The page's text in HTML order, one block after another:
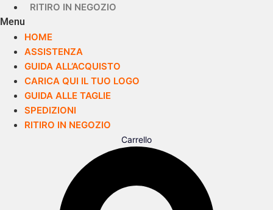
RITIRO IN NEGOZIO
Menu
HOME
ASSISTENZA
GUIDA ALL’ACQUISTO
CARICA QUI IL TUO LOGO
GUIDA ALLE TAGLIE
SPEDIZIONI
RITIRO IN NEGOZIO
Carrello